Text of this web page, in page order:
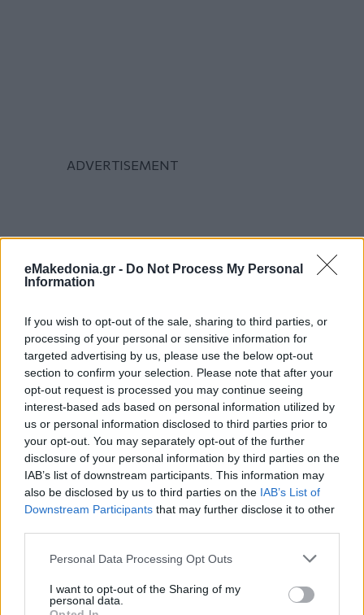
eMakedonia.gr - Do Not Process My Personal
Information
If you wish to opt-out of the sale, sharing to third parties, or
processing of your personal or sensitive information for
targeted advertising by us, please use the below opt-out
section to confirm your selection. Please note that after your
opt-out request is processed you may continue seeing
interest-based ads based on personal information utilized by
us or personal information disclosed to third parties prior to
your opt-out. You may separately opt-out of the further
disclosure of your personal information by third parties on the
IAB’s list of downstream participants. This information may
also be disclosed by us to third parties on the IAB’s List of
Downstream Participants that may further disclose it to other
Please note that this website/app uses one or more Google
not limited to your visit or usage behaviour. You may click to
grant or deny consent to Google and its third-party tags to
Personal Data Processing Opt Outs
I want to opt-out of the Sharing of my
personal data.